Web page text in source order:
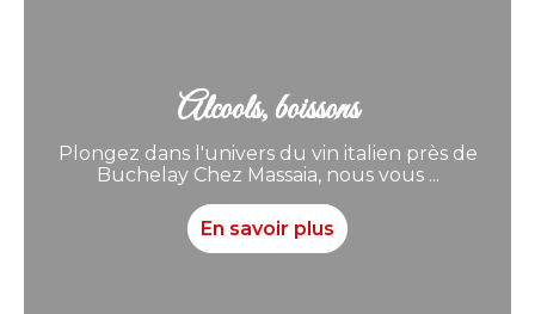
Alcools, boissons
Plongez dans l'univers du vin italien près de
Buchelay Chez Massaia, nous vous ...
En savoir plus